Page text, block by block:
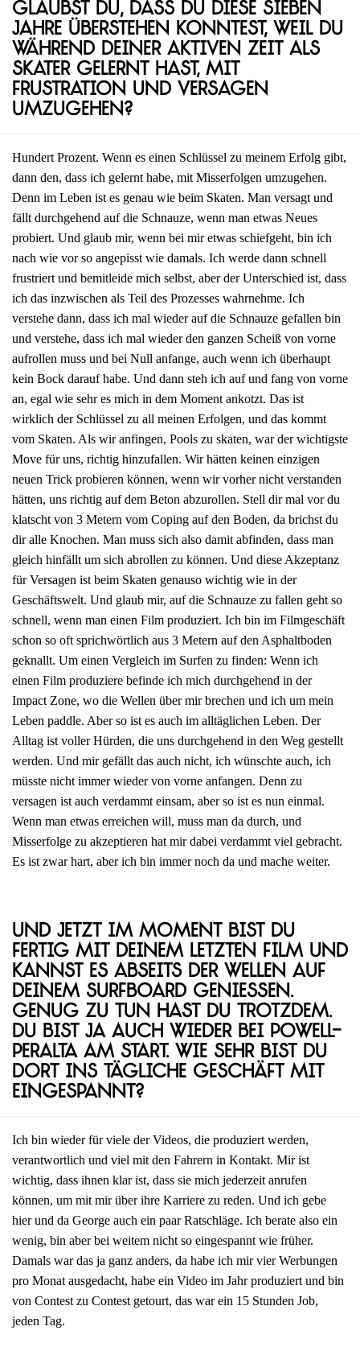
Glaubst du, dass du diese sieben
Jahre überstehen konntest, weil du
während deiner aktiven Zeit als
Skater gelernt hast, mit
Frustration und Versagen
umzugehen?
Hundert Prozent. Wenn es einen Schlüssel zu meinem Erfolg gibt,
dann den, dass ich gelernt habe, mit Misserfolgen umzugehen.
Denn im Leben ist es genau wie beim Skaten. Man versagt und
fällt durchgehend auf die Schnauze, wenn man etwas Neues
probiert. Und glaub mir, wenn bei mir etwas schiefgeht, bin ich
nach wie vor so angepisst wie damals. Ich werde dann schnell
frustriert und bemitleide mich selbst, aber der Unterschied ist, dass
ich das inzwischen als Teil des Prozesses wahrnehme. Ich
verstehe dann, dass ich mal wieder auf die Schnauze gefallen bin
und verstehe, dass ich mal wieder den ganzen Scheiß von vorne
aufrollen muss und bei Null anfange, auch wenn ich überhaupt
kein Bock darauf habe. Und dann steh ich auf und fang von vorne
an, egal wie sehr es mich in dem Moment ankotzt. Das ist
wirklich der Schlüssel zu all meinen Erfolgen, und das kommt
vom Skaten. Als wir anfingen, Pools zu skaten, war der wichtigste
Move für uns, richtig hinzufallen. Wir hätten keinen einzigen
neuen Trick probieren können, wenn wir vorher nicht verstanden
hätten, uns richtig auf dem Beton abzurollen. Stell dir mal vor du
klatscht von 3 Metern vom Coping auf den Boden, da brichst du
dir alle Knochen. Man muss sich also damit abfinden, dass man
gleich hinfällt um sich abrollen zu können. Und diese Akzeptanz
für Versagen ist beim Skaten genauso wichtig wie in der
Geschäftswelt. Und glaub mir, auf die Schnauze zu fallen geht so
schnell, wenn man einen Film produziert. Ich bin im Filmgeschäft
schon so oft sprichwörtlich aus 3 Metern auf den Asphaltboden
geknallt. Um einen Vergleich im Surfen zu finden: Wenn ich
einen Film produziere befinde ich mich durchgehend in der
Impact Zone, wo die Wellen über mir brechen und ich um mein
Leben paddle. Aber so ist es auch im alltäglichen Leben. Der
Alltag ist voller Hürden, die uns durchgehend in den Weg gestellt
werden. Und mir gefällt das auch nicht, ich wünschte auch, ich
müsste nicht immer wieder von vorne anfangen. Denn zu
versagen ist auch verdammt einsam, aber so ist es nun einmal.
Wenn man etwas erreichen will, muss man da durch, und
Misserfolge zu akzeptieren hat mir dabei verdammt viel gebracht.
Es ist zwar hart, aber ich bin immer noch da und mache weiter.
Und jetzt im Moment bist du
fertig mit deinem letzten Film und
kannst es abseits der Wellen auf
deinem Surfboard genießen.
Genug zu tun hast du trotzdem.
Du bist ja auch wieder bei Powell-
Peralta am Start. Wie sehr bist du
dort ins tägliche Geschäft mit
eingespannt?
Ich bin wieder für viele der Videos, die produziert werden,
verantwortlich und viel mit den Fahrern in Kontakt. Mir ist
wichtig, dass ihnen klar ist, dass sie mich jederzeit anrufen
können, um mit mir über ihre Karriere zu reden. Und ich gebe
hier und da George auch ein paar Ratschläge. Ich berate also ein
wenig, bin aber bei weitem nicht so eingespannt wie früher.
Damals war das ja ganz anders, da habe ich mir vier Werbungen
pro Monat ausgedacht, habe ein Video im Jahr produziert und bin
von Contest zu Contest getourt, das war ein 15 Stunden Job,
jeden Tag.